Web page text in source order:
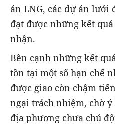
án LNG, các dự án
đạt được những kết
nhận.
Bên cạnh những kết
tồn tại một số hạn chế
được giao còn chậm
ngại trách nhiệm, chờ
địa phương chưa chủ